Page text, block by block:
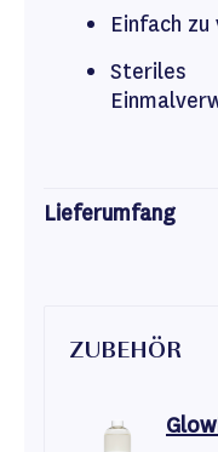
Einfach zu
Lieferumfang
ZUBEHÖR